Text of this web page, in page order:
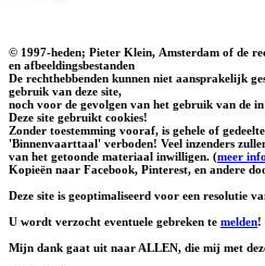
© 1997-heden; Pieter Klein, Amsterdam of de
en afbeeldingsbestanden
De rechthebbenden kunnen niet aansprakelijk
gebruik van deze site,
noch voor de gevolgen van het gebruik van de in
Deze site gebruikt cookies!
Zonder toestemming vooraf, is gehele of
'Binnenvaarttaal' verboden! Veel inzenders
van het getoonde materiaal inwilligen. (meer
Kopieën naar Facebook, Pinterest, en andere
Deze site is geoptimaliseerd voor een resolutie
U wordt verzocht eventuele gebreken te melden!
Mijn dank gaat uit naar ALLEN, die mij met